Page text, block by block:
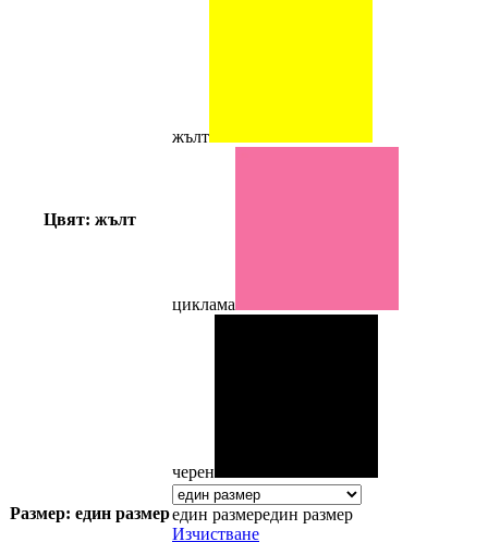
Цвят: жълт
жълт
циклама
черен
Размер: един размередин размередин размер
Изчистване